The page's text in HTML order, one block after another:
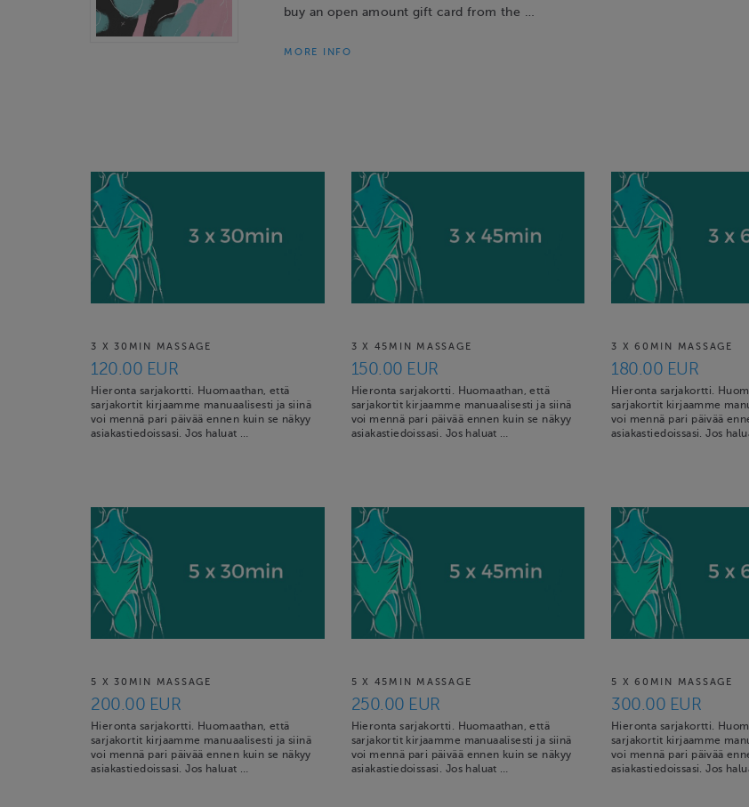
buy an open amount gift card from the …
MORE INFO
3 X 30MIN MASSAGE
120.00 EUR
Hieronta sarjakortti. Huomaathan, että
sarjakortit kirjaamme manuaalisesti ja siinä
voi mennä pari päivää ennen kuin se näkyy
asiakastiedoissasi. Jos haluat …
3 X 45MIN MASSAGE
150.00 EUR
Hieronta sarjakortti. Huomaathan, että
sarjakortit kirjaamme manuaalisesti ja siinä
voi mennä pari päivää ennen kuin se näkyy
asiakastiedoissasi. Jos haluat …
3 X 60MIN MASSAGE
180.00 EUR
Hieronta sarjakortti.
sarjakortit kirjaamme
voi mennä pari päivää
asiakastiedoissasi. Jos
5 X 30MIN MASSAGE
200.00 EUR
Hieronta sarjakortti. Huomaathan, että
sarjakortit kirjaamme manuaalisesti ja siinä
voi mennä pari päivää ennen kuin se näkyy
asiakastiedoissasi. Jos haluat …
5 X 45MIN MASSAGE
250.00 EUR
Hieronta sarjakortti. Huomaathan, että
sarjakortit kirjaamme manuaalisesti ja siinä
voi mennä pari päivää ennen kuin se näkyy
asiakastiedoissasi. Jos haluat …
5 X 60MIN MASSAGE
300.00 EUR
Hieronta sarjakortti.
sarjakortit kirjaamme
voi mennä pari päivää
asiakastiedoissasi. Jos